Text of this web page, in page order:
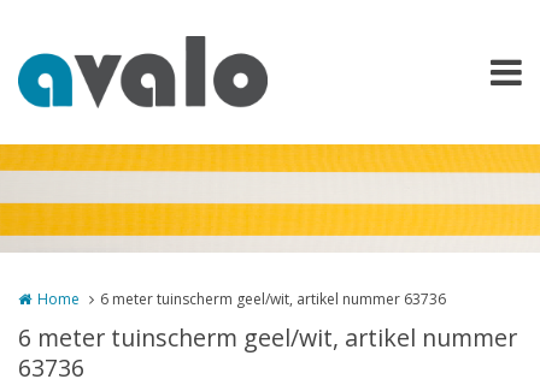
Home 6 meter tuinscherm geel/wit, artikel nummer 63736
6 meter tuinscherm geel/wit, artikel nummer
63736